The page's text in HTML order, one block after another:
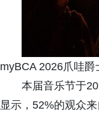
myBCA 2026爪哇
本届音乐节于
显示，52%的观众